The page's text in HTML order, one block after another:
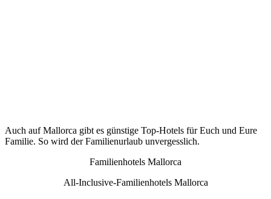
Auch auf Mallorca gibt es günstige Top-Hotels für Euch und Eure
Familie. So wird der Familienurlaub unvergesslich.
Familienhotels Mallorca
All-Inclusive-Familienhotels Mallorca